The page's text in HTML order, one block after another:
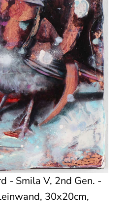
- Smila V, 2nd Gen. -
30x20cm,